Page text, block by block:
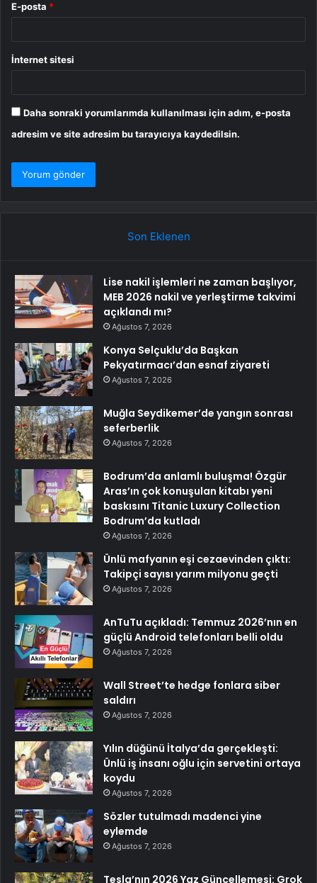
E-posta *
İnternet sitesi
Daha sonraki yorumlarımda kullanılması için adım, e-posta
adresim ve site adresim bu tarayıcıya kaydedilsin.
Son Eklenen
Lise nakil işlemleri ne zaman başlıyor,
MEB 2026 nakil ve yerleştirme takvimi
açıklandı mı?
Ağustos 7, 2026
Konya Selçuklu’da Başkan
Pekyatırmacı’dan esnaf ziyareti
Ağustos 7, 2026
Muğla Seydikemer’de yangın sonrası
seferberlik
Ağustos 7, 2026
Bodrum’da anlamlı buluşma! Özgür
Aras’ın çok konuşulan kitabı yeni
baskısını Titanic Luxury Collection
Bodrum’da kutladı
Ağustos 7, 2026
Ünlü mafyanın eşi cezaevinden çıktı:
Takipçi sayısı yarım milyonu geçti
Ağustos 7, 2026
AnTuTu açıkladı: Temmuz 2026’nın en
güçlü Android telefonları belli oldu
Ağustos 7, 2026
Wall Street’te hedge fonlara siber
saldırı
Ağustos 7, 2026
Yılın düğünü İtalya’da gerçekleşti:
Ünlü iş insanı oğlu için servetini ortaya
koydu
Ağustos 7, 2026
Sözler tutulmadı madenci yine
eylemde
Ağustos 7, 2026
Tesla’nın 2026 Yaz Güncellemesi: Grok